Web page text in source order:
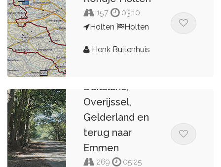
157
03:10
Holten
Holten
Henk Buitenhuis
Route vanuit
Duitsland,
Overijssel,
Gelderland en
terug naar
Emmen
269
05:25